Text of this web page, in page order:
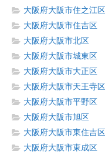
大阪府大阪市住之江区
大阪府大阪市住吉区
大阪府大阪市北区
大阪府大阪市城東区
大阪府大阪市大正区
大阪府大阪市天王寺区
大阪府大阪市平野区
大阪府大阪市旭区
大阪府大阪市東住吉区
大阪府大阪市東成区